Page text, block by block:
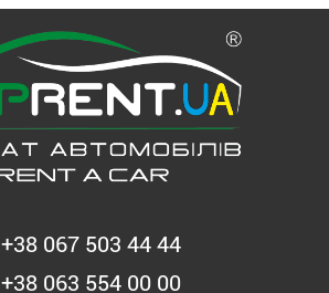
+38 067 503 44 44
+38 063 554 00 00